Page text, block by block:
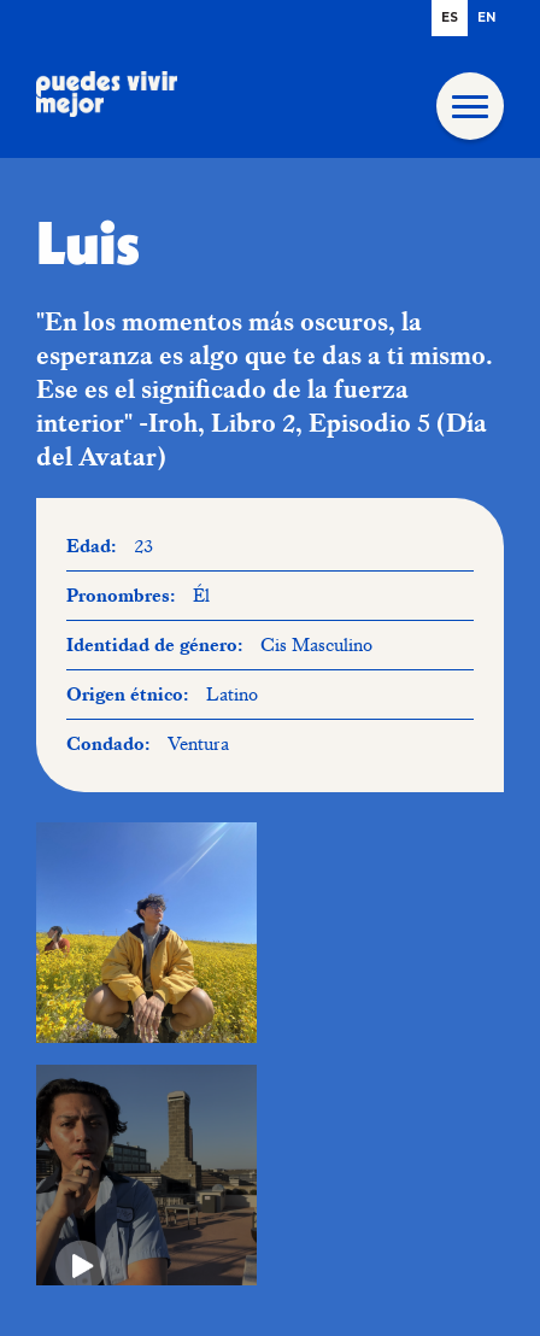
Luis
"En los momentos más oscuros, la
esperanza es algo que te das a ti mismo.
Ese es el significado de la fuerza
interior" -Iroh, Libro 2, Episodio 5 (Día
del Avatar)
Edad: 23
Pronombres: Él
Identidad de género: Cis Masculino
Origen étnico: Latino
Condado: Ventura
ES EN